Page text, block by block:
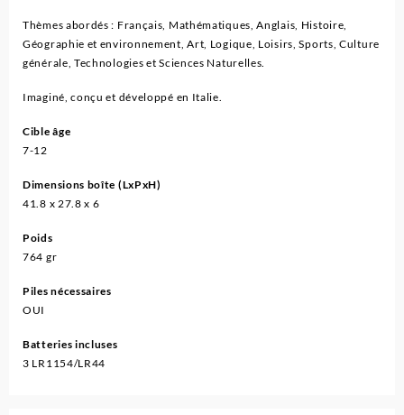
Thèmes abordés : Français, Mathématiques, Anglais, Histoire,
Géographie et environnement, Art, Logique, Loisirs, Sports, Culture
générale, Technologies et Sciences Naturelles.
Imaginé, conçu et développé en Italie.
Cible âge
7-12
Dimensions boîte (LxPxH)
41.8 x 27.8 x 6
Poids
764 gr
Piles nécessaires
OUI
Batteries incluses
3 LR1154/LR44